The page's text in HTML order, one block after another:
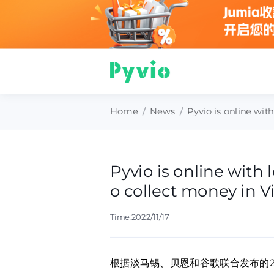
Home / News / Pyvio is online
Pyvio is online with
o collect money in
Time:2022/11/17
根据淡马锡、贝恩和谷歌联合发布